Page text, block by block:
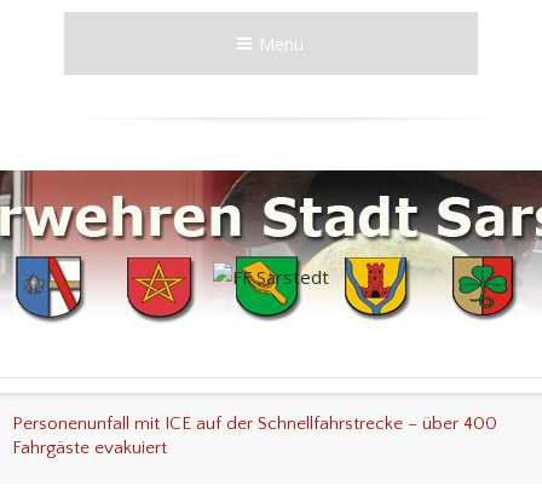
Menü
Personenunfall mit ICE auf der Schnellfahrstrecke – über 400
Fahrgäste evakuiert